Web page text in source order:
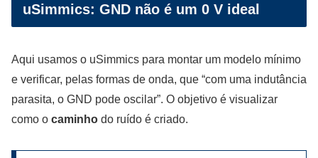
uSimmics: GND não é um 0 V ideal
Aqui usamos o uSimmics para montar um modelo mínimo
e verificar, pelas formas de onda, que “com uma indutância
parasita, o GND pode oscilar”. O objetivo é visualizar
como o caminho do ruído é criado.